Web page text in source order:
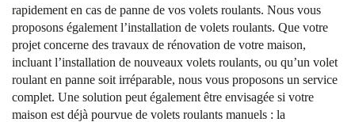
rapidement en cas de panne de vos volets roulants. Nous vous
proposons également l’installation de volets roulants. Que votre
projet concerne des travaux de rénovation de votre maison,
incluant l’installation de nouveaux volets roulants, ou qu’un volet
roulant en panne soit irréparable, nous vous proposons un service
complet. Une solution peut également être envisagée si votre
maison est déjà pourvue de volets roulants manuels : la